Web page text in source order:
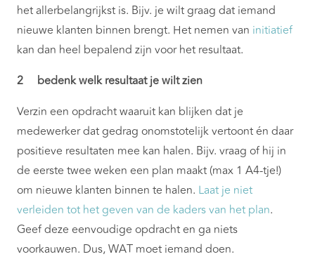
het allerbelangrijkst is. Bijv. je wilt graag dat iemand
nieuwe klanten binnen brengt. Het nemen van initiatief
kan dan heel bepalend zijn voor het resultaat.
2 bedenk welk resultaat je wilt zien
Verzin een opdracht waaruit kan blijken dat je
medewerker dat gedrag onomstotelijk vertoont én daar
positieve resultaten mee kan halen. Bijv. vraag of hij in
de eerste twee weken een plan maakt (max 1 A4-tje!)
om nieuwe klanten binnen te halen. Laat je niet
verleiden tot het geven van de kaders van het plan.
Geef deze eenvoudige opdracht en ga niets
voorkauwen. Dus, WAT moet iemand doen.